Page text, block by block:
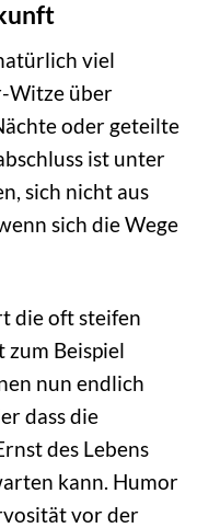
viel
Witze über
oder geteilte
ist unter
sich nicht aus
sich die Wege
die oft steifen
zum Beispiel
nun endlich
dass die
des Lebens
kann. Humor
vor der